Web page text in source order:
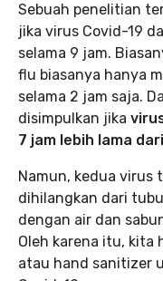
Sebuah penelitian
jika virus Covid-19
selama 9 jam.
flu biasanya hanya
selama 2 jam saja.
disimpulkan jika
7 jam lebih lama
Namun, kedua virus
dihilangkan dari
dengan air dan
Oleh karena itu, kita
atau hand sanitizer